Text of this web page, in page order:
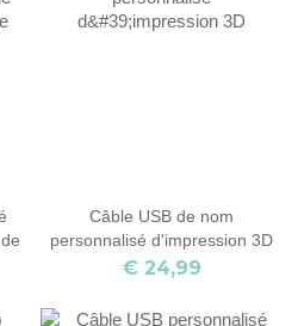
Câble USB de nom
personnalisé d'impression 3D
€ 24,99